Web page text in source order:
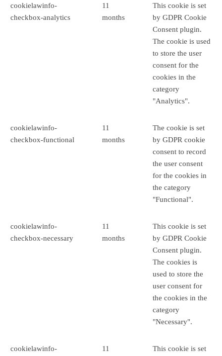
cookielawinfo-
checkbox-analytics
11
months
This cookie is set
by GDPR Cookie
Consent plugin.
The cookie is used
to store the user
consent for the
cookies in the
category
"Analytics".
cookielawinfo-
checkbox-functional
11
months
The cookie is set
by GDPR cookie
consent to record
the user consent
for the cookies in
the category
"Functional".
cookielawinfo-
checkbox-necessary
11
months
This cookie is set
by GDPR Cookie
Consent plugin.
The cookies is
used to store the
user consent for
the cookies in the
category
"Necessary".
cookielawinfo-
11
This cookie is set